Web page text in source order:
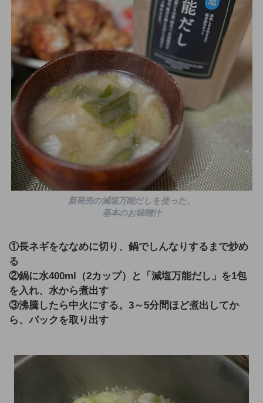
新発売の減塩万能だしを使った、
基本のお味噌汁
①長ネギをななめに切り、鍋でしんなりするまで炒め
る
②鍋に水400ml（2カップ）と「減塩万能だし」を1包
を入れ、水から煮出す
③沸騰したら中火にする。3～5分間ほど煮出してか
ら、パックを取り出す